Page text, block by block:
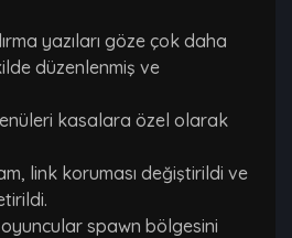
yazıları göze çok daha
düzenlenmiş ve
kasalara özel olarak
link koruması değiştirildi ve
spawn bölgesini